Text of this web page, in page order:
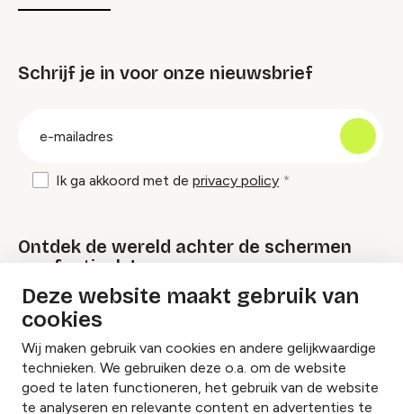
Deze website maakt gebruik van
cookies
Wij maken gebruik van cookies en andere gelijkwaardige
technieken. We gebruiken deze o.a. om de website
goed te laten functioneren, het gebruik van de website
te analyseren en relevante content en advertenties te
Schrijf je in voor onze nieuwsbrief
Ik ga akkoord met de privacy policy
Ontdek de wereld achter de schermen
van festivals!
Lees onze Festival Specials